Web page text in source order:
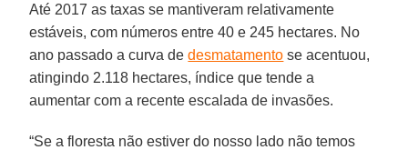
Até 2017 as taxas se mantiveram relativamente
estáveis, com números entre 40 e 245 hectares. No
ano passado a curva dedesmatamento se acentuou,
atingindo 2.118 hectares, índice que tende a
aumentar com a recente escalada de invasões.
“Se a floresta não estiver do nosso lado não temos